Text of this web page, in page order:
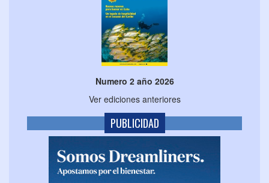
Numero 2 año 2026
Ver ediciones anteriores
PUBLICIDAD